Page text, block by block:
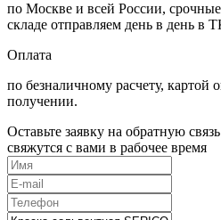
по Москве и всей России,
складе отправляем день в день в
Оплата
по безналичному расчету,
получении.
Оставьте заявку на обратную
свяжутся с вами в рабочее время